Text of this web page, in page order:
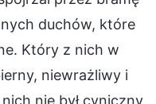
duchów, które
Który z nich w
niewrażliwy i
nie był cyniczny